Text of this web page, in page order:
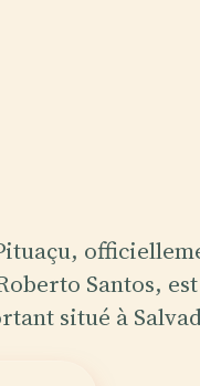
Santos,
situé à